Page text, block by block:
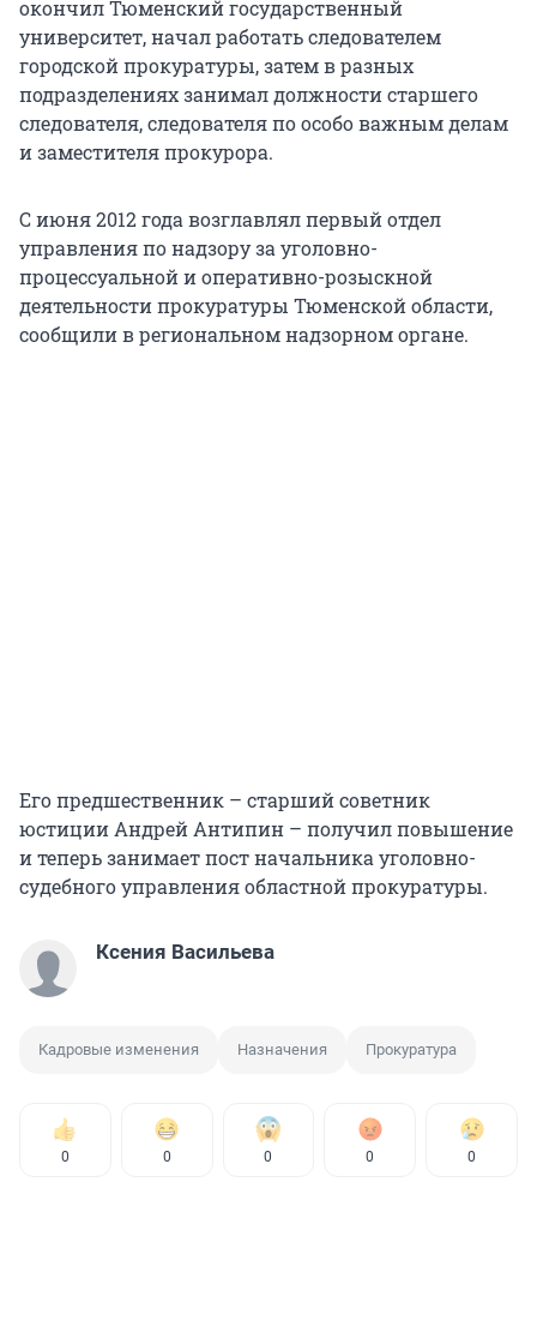
окончил Тюменский государственный
университет, начал работать следователем
городской прокуратуры, затем в разных
подразделениях занимал должности старшего
следователя, следователя по особо важным делам
и заместителя прокурора.
С июня 2012 года возглавлял первый отдел
управления по надзору за уголовно-
процессуальной и оперативно-розыскной
деятельности прокуратуры Тюменской области,
сообщили в региональном надзорном органе.
Его предшественник – старший советник
юстиции Андрей Антипин – получил повышение
и теперь занимает пост начальника уголовно-
судебного управления областной прокуратуры.
Ксения Васильева
Кадровые изменения Назначения Прокуратура
0 0 0 0 0